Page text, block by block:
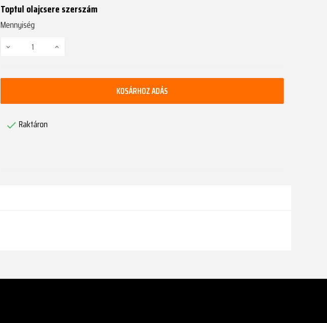
Toptul olajcsere szerszám
Mennyiség
KOSÁRHOZ ADÁS
 Raktáron